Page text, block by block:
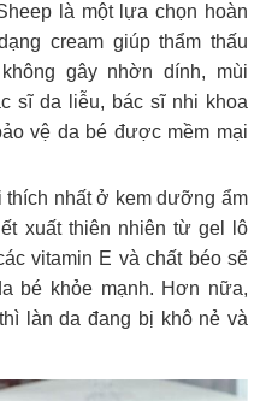
là một lựa chọn hoàn
cream giúp thẩm thấu
gây nhờn dính, mùi
sĩ da liễu, bác sĩ nhi khoa
vệ da bé được mềm mại
nhất ở kem dưỡng ẩm
xuất thiên nhiên từ gel lô
vitamin E và chất béo sẽ
bé khỏe mạnh. Hơn nữa,
làn da đang bị khô nẻ và